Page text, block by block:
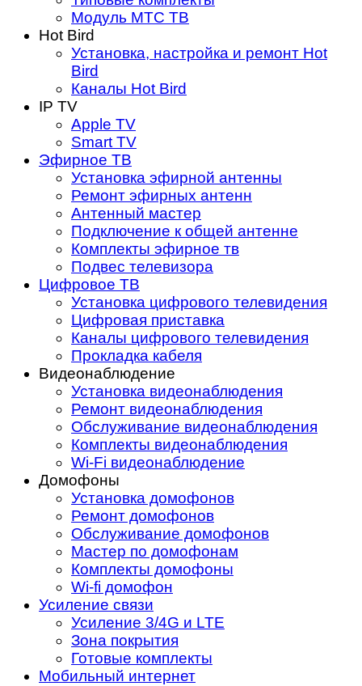
Модуль МТС ТВ
Hot Bird
Установка, настройка и ремонт Hot
Bird
Каналы Hot Bird
IP TV
Apple TV
Smart TV
Эфирное ТВ
Установка эфирной антенны
Ремонт эфирных антенн
Антенный мастер
Подключение к общей антенне
Комплекты эфирное тв
Подвес телевизора
Цифровое ТВ
Установка цифрового телевидения
Цифровая приставка
Каналы цифрового телевидения
Прокладка кабеля
Видеонаблюдение
Установка видеонаблюдения
Ремонт видеонаблюдения
Обслуживание видеонаблюдения
Комплекты видеонаблюдения
Wi-Fi видеонаблюдение
Домофоны
Установка домофонов
Ремонт домофонов
Обслуживание домофонов
Мастер по домофонам
Комплекты домофоны
Wi-fi домофон
Усиление связи
Усиление 3/4G и LTE
Зона покрытия
Готовые комплекты
Мобильный интернет